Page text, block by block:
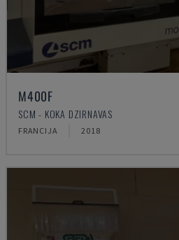
M400F
SCM - KOKA DZIRNAVAS
FRANCIJA 2018